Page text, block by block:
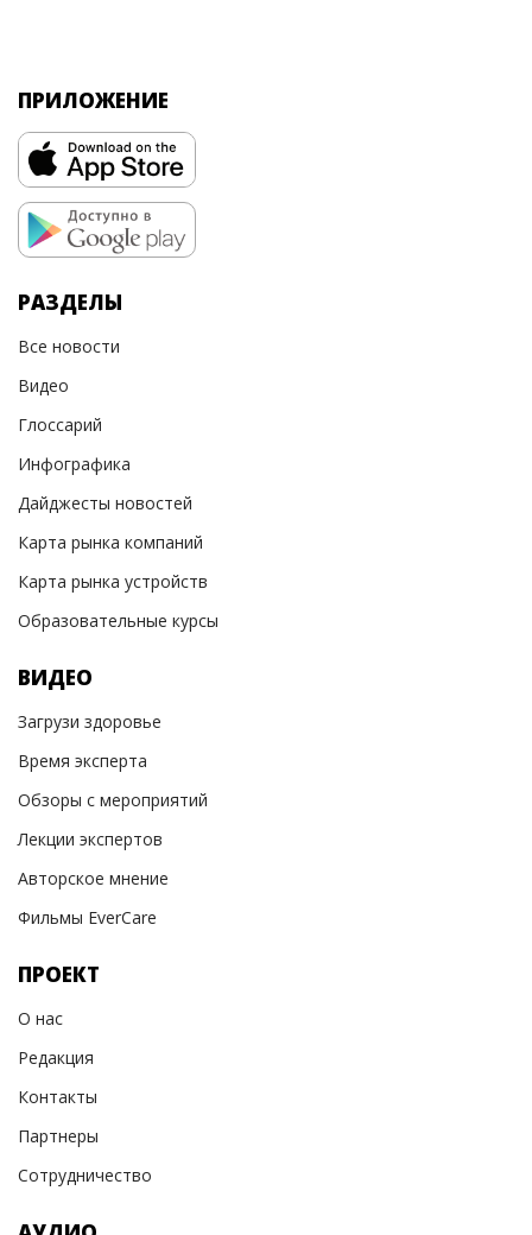
ПРИЛОЖЕНИЕ
РАЗДЕЛЫ
Все новости
Видео
Глоссарий
Инфографика
Дайджесты новостей
Карта рынка компаний
Карта рынка устройств
Образовательные курсы
ВИДЕО
Загрузи здоровье
Время эксперта
Обзоры с мероприятий
Лекции экспертов
Авторское мнение
Фильмы EverCare
ПРОЕКТ
О нас
Редакция
Контакты
Партнеры
Сотрудничество